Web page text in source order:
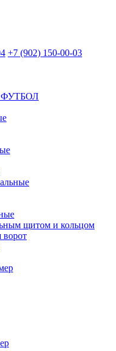
+7 (902) 150-00-03
щитом и кольцом
ворот